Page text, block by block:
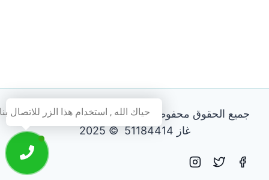
جميع الحقوق محفوظة - فني تصليح طباخات و افران
غاز 51184414 © 2025
حياك الله , استخدام هذا الزر للاتصال بنا